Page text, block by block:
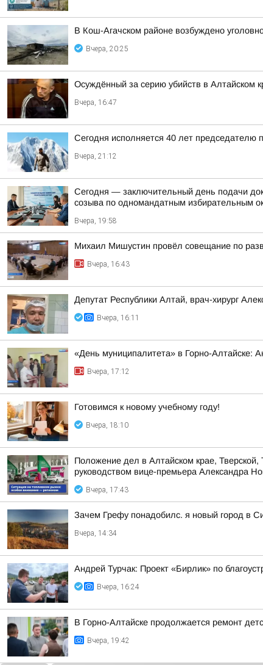
В Кош-Агачском районе возбуждено
Вчера, 20:25
Осуждённый за серию убийств в Алтайском
Вчера, 16:47
Сегодня исполняется 40 лет председателю
Вчера, 21:12
Сегодня — заключительный день подачи
созыва по одномандатным избирательным
Вчера, 19:58
Михаил Мишустин провёл совещание по
Вчера, 16:43
Депутат Республики Алтай, врач-хирург
Вчера, 16:11
«День муниципалитета» в Горно-Алтайске:
Вчера, 17:12
Готовимся к новому учебному году!
Вчера, 18:10
Положение дел в Алтайском крае, Тверской,
руководством вице-премьера Александра
Вчера, 17:43
Зачем Грефу понадобилс. я новый город в
Вчера, 14:34
Андрей Турчак: Проект «Бирлик» по
Вчера, 16:24
В Горно-Алтайске продолжается ремонт
Вчера, 19:42